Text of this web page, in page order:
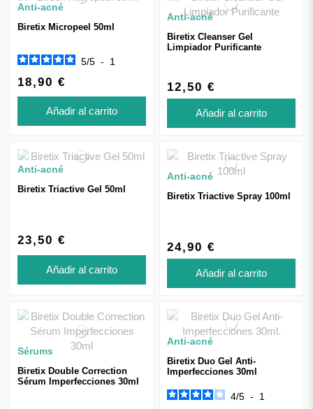
Anti-acné
Biretix Micropeel 50ml
5/5 - 1
18,90 €
Añadir al carrito
Anti-acné
Biretix Cleanser Gel
Limpiador Purificante
12,50 €
Añadir al carrito
Anti-acné
Biretix Triactive Gel 50ml
23,50 €
Añadir al carrito
Anti-acné
Biretix Triactive Spray 100ml
24,90 €
Añadir al carrito
Sérums
Biretix Double Correction
Sérum Imperfecciones 30ml
Anti-acné
Biretix Duo Gel Anti-
Imperfecciones 30ml
4/5 - 1